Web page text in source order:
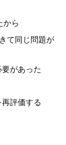
から
て同じ問題が
があった
評価する